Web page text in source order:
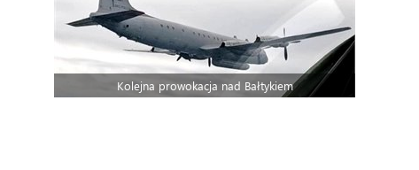
Kolejna prowokacja nad Bałtykiem